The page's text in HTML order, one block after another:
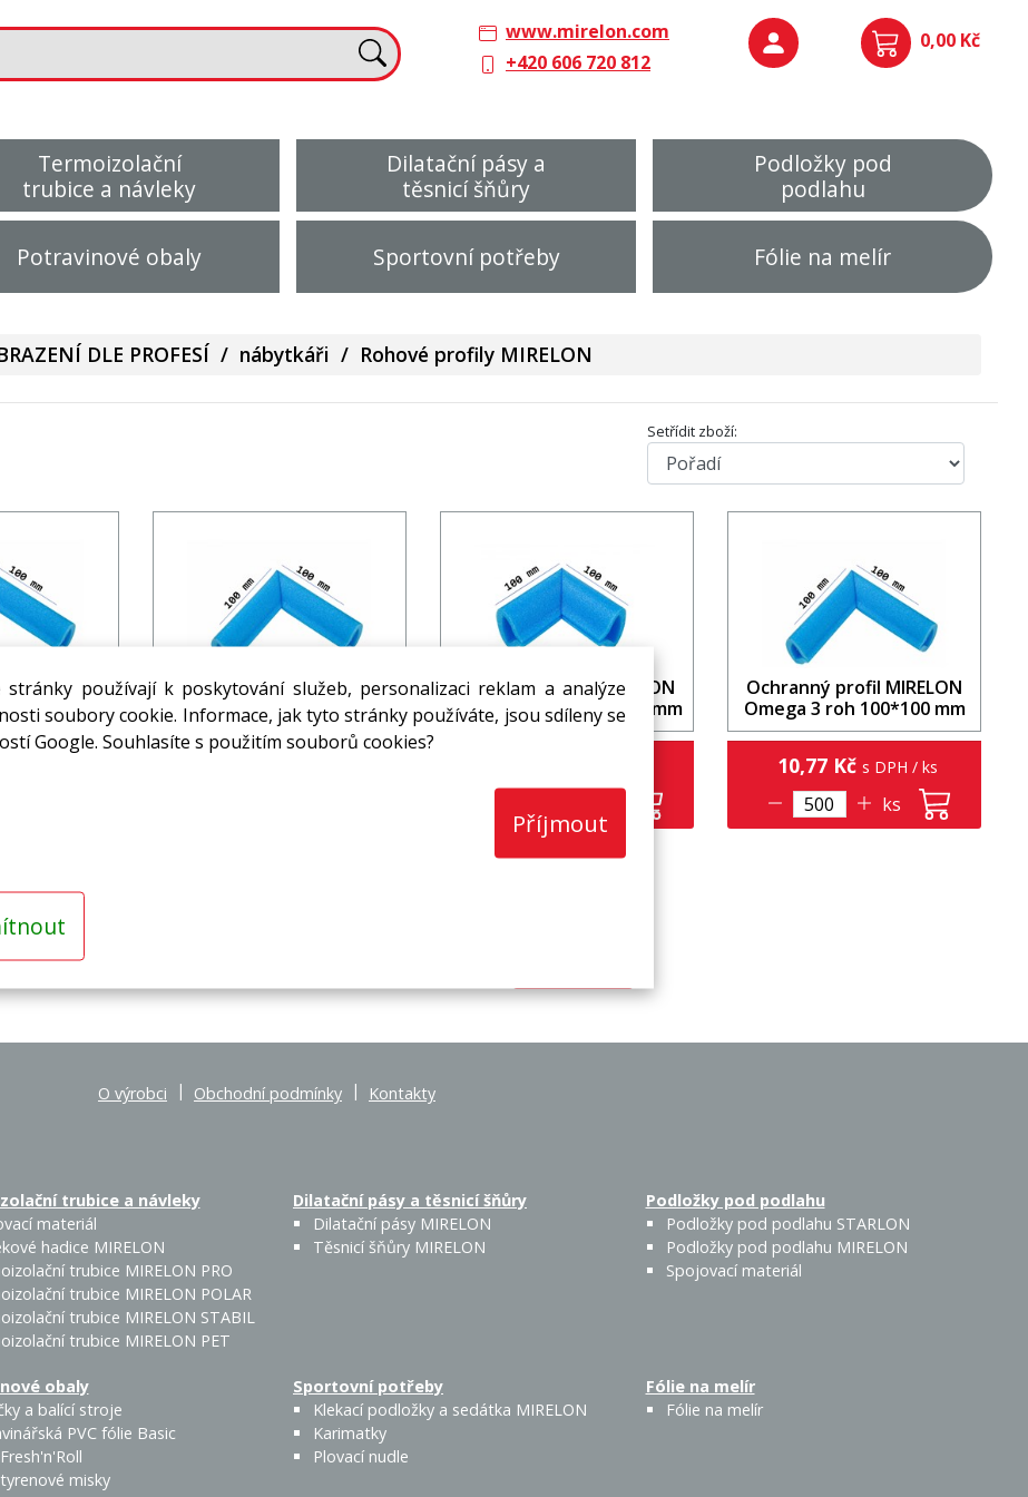
stránky používají k poskytování služeb, personalizaci reklam a analýze
soubory cookie. Informace, jak tyto stránky používáte, jsou sdíleny se
Google. Souhlasíte s použitím souborů cookies?
Příjmout
www.mirelon.com
+420 606 720 812
0,00 Kč
Termoizolační
trubice a návleky
Dilatační pásy a
těsnicí šňůry
Podložky pod
podlahu
Potravinové obaly Sportovní potřeby Fólie na melír
DLE PROFESÍ/ nábytkáři / Rohové profily MIRELON
Setřídit zboží:
MIRELON
mm
Ochranný profil MIRELON
Omega 5 roh 100*100 mm
Ochranný profil MIRELON
Omega 11 roh 100*100 mm
Ochranný profil MIRELON
Omega 3 roh 100*100 mm
10,77 Kč s DPH / ks
ks
se k odběru novinek ze světa
O výrobci | Obchodní podmínky | Kontakty
trubice a návleky
materiál
hadice MIRELON
trubice MIRELON PRO
trubice MIRELON POLAR
trubice MIRELON STABIL
trubice MIRELON PET
Dilatační pásy a těsnicí šňůry
Dilatační pásy MIRELON
Těsnicí šňůry MIRELON
Podložky pod podlahu
Podložky pod podlahu STARLON
Podložky pod podlahu MIRELON
Spojovací materiál
obaly
a balící stroje
PVC fólie Basic
misky
Sportovní potřeby
Klekací podložky a sedátka MIRELON
Karimatky
Plovací nudle
Fólie na melír
Fólie na melír